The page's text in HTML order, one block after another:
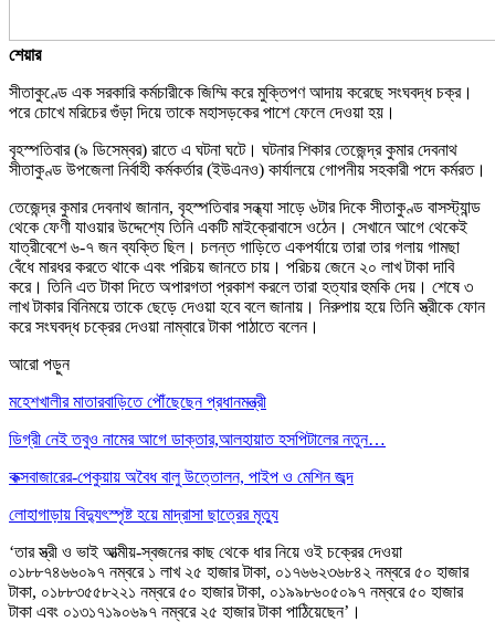
শেয়ার
সীতাকুণ্ডে এক সরকারি কর্মচারীকে জিম্মি করে মুক্তিপণ আদায় করেছে সংঘবদ্ধ চক্র।
পরে চোখে মরিচের গুঁড়া দিয়ে তাকে মহাসড়কের পাশে ফেলে দেওয়া হয়।
বৃহস্পতিবার (৯ ডিসেম্বর) রাতে এ ঘটনা ঘটে। ঘটনার শিকার তেজেন্দ্র কুমার দেবনাথ
সীতাকুণ্ড উপজেলা নির্বাহী কর্মকর্তার (ইউএনও) কার্যালয়ে গোপনীয় সহকারী পদে কর্মরত।
তেজেন্দ্র কুমার দেবনাথ জানান, বৃহস্পতিবার সন্ধ্যা সাড়ে ৬টার দিকে সীতাকুণ্ড বাসস্ট্যান্ড
থেকে ফেণী যাওয়ার উদ্দেশ্যে তিনি একটি মাইক্রোবাসে ওঠেন। সেখানে আগে থেকেই
যাত্রীবেশে ৬-৭ জন ব্যক্তি ছিল। চলন্ত গাড়িতে একপর্যায়ে তারা তার গলায় গামছা
বেঁধে মারধর করতে থাকে এবং পরিচয় জানতে চায়। পরিচয় জেনে ২০ লাখ টাকা দাবি
করে। তিনি এত টাকা দিতে অপারগতা প্রকাশ করলে তারা হত্যার হুমকি দেয়। শেষে ৩
লাখ টাকার বিনিময়ে তাকে ছেড়ে দেওয়া হবে বলে জানায়। নিরুপায় হয়ে তিনি স্ত্রীকে ফোন
করে সংঘবদ্ধ চক্রের দেওয়া নাম্বারে টাকা পাঠাতে বলেন।
আরো পড়ুন
মহেশখালীর মাতারবাড়িতে পৌঁছেছেন প্রধানমন্ত্রী
ডিগ্রী নেই তবুও নামের আগে ডাক্তার,আলহায়াত হসপিটালের নতুন…
কক্সবাজারের-পেকুয়ায় অবৈধ বালু উত্তোলন, পাইপ ও মেশিন জব্দ
লোহাগাড়ায় বিদ্যুৎস্পৃষ্ট হয়ে মাদ্রাসা ছাত্রের মৃত্যু
‘তার স্ত্রী ও ভাই আত্মীয়-স্বজনের কাছ থেকে ধার নিয়ে ওই চক্রের দেওয়া
০১৮৮৭৪৬৬০৯৭ নম্বরে ১ লাখ ২৫ হাজার টাকা, ০১৭৬৬২৩৬৮৪২ নম্বরে ৫০ হাজার
টাকা, ০১৮৮৩৫৫৮২২১ নম্বরে ৫০ হাজার টাকা, ০১৯৯৮৬০৫০৯৭ নম্বরে ৫০ হাজার
টাকা এবং ০১৩১৭১৯০৬৯৭ নম্বরে ২৫ হাজার টাকা পাঠিয়েছেন’।